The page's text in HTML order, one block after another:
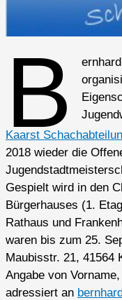
B
Kaarst
2018 wieder die
Gespielt wird in den
Bürgerhauses (1.
Rathaus und
waren bis zum 25.
Maubisstr. 21, 41564
Angabe von
adressiert an